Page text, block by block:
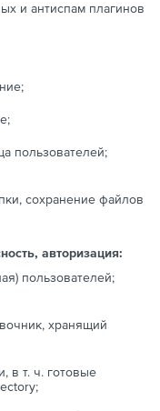
и антиспам плагинов
пользователей;
сохранение файлов
авторизация:
пользователей;
хранящий
в т. ч. готовые